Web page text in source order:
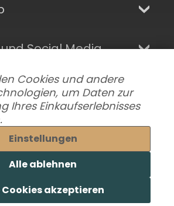
Social Media
ändern
Impressum | AGB
Cookies und andere
um Daten zur
Ihres Einkaufserlebnisses
Einstellungen
Alle ablehnen
Cookies akzeptieren